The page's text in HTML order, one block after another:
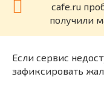
cafe.ru
получили
Если сервис
зафиксировать